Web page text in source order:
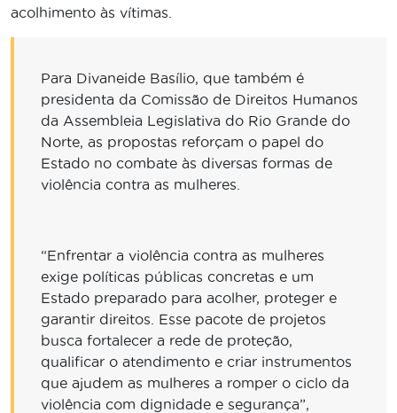
acolhimento às vítimas.
Para Divaneide Basílio, que também é
presidenta da Comissão de Direitos Humanos
da Assembleia Legislativa do Rio Grande do
Norte, as propostas reforçam o papel do
Estado no combate às diversas formas de
violência contra as mulheres.
“Enfrentar a violência contra as mulheres
exige políticas públicas concretas e um
Estado preparado para acolher, proteger e
garantir direitos. Esse pacote de projetos
busca fortalecer a rede de proteção,
qualificar o atendimento e criar instrumentos
que ajudem as mulheres a romper o ciclo da
violência com dignidade e segurança”,